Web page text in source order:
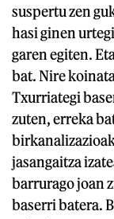
suspertu zen
hasi ginen
garen egiten.
bat. Nire
Txurriategi
zuten, erreka
jasangaitza
barrurago joan
baserri batera.